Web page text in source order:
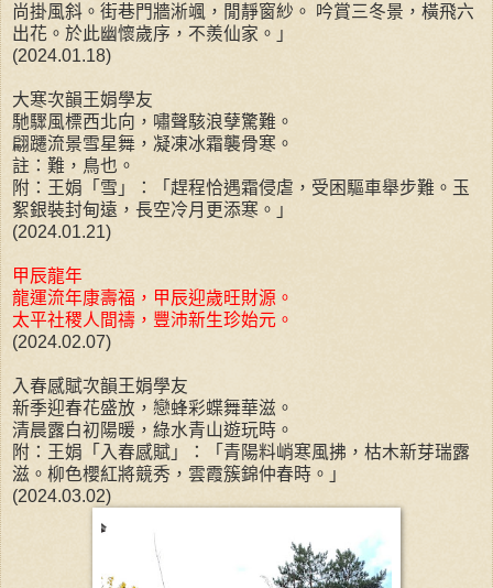
尚掛風斜。街巷門牆淅颯，閒靜窗紗。 吟賞三冬景，橫飛六
出花。於此幽懷歲序，不羨仙家。」
(2024.01.18)
大寒次韻王娟學友
馳驟風標西北向，嘯聲駭浪孽驚難。
翩躚流景雪星舞，凝凍冰霜襲骨寒。
註：難，鳥也。
附：王娟「雪」：「趕程恰遇霜侵虐，受困驅車舉步難。玉
絮銀裝封甸遠，長空冷月更添寒。」
(2024.01.21)
甲辰龍年
龍運流年康壽福，甲辰迎歲旺財源。
太平社稷人間禱，豐沛新生珍始元。
(2024.02.07)
入春感賦次韻王娟學友
新季迎春花盛放，戀蜂彩蝶舞華滋。
清晨露白初陽暖，綠水青山遊玩時。
附：王娟「入春感賦」：「青陽料峭寒風拂，枯木新芽瑞露
滋。柳色櫻紅將競秀，雲霞簇錦仲春時。」
(2024.03.02)